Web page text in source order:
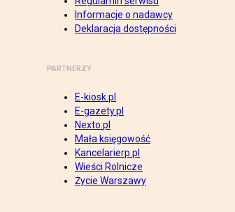
Informacje o nadawcy
Deklaracja dostępności
PARTNERZY
E-kiosk.pl
E-gazety.pl
Nexto.pl
Mała księgowość
Kancelarierp.pl
Wieści Rolnicze
Życie Warszawy